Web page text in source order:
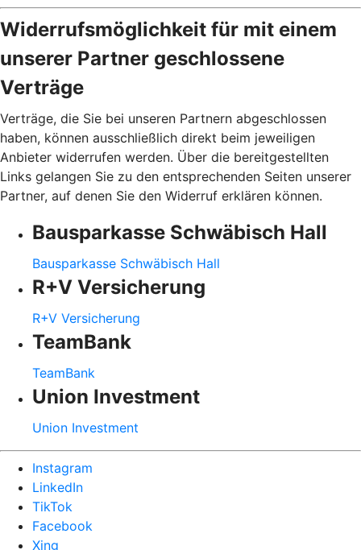
Widerrufsmöglichkeit für mit einem
unserer Partner geschlossene
Verträge
Verträge, die Sie bei unseren Partnern abgeschlossen
haben, können ausschließlich direkt beim jeweiligen
Anbieter widerrufen werden. Über die bereitgestellten
Links gelangen Sie zu den entsprechenden Seiten unserer
Partner, auf denen Sie den Widerruf erklären können.
Bausparkasse Schwäbisch Hall
Bausparkasse Schwäbisch Hall
R+V Versicherung
R+V Versicherung
TeamBank
TeamBank
Union Investment
Union Investment
Instagram
LinkedIn
TikTok
Facebook
Xing